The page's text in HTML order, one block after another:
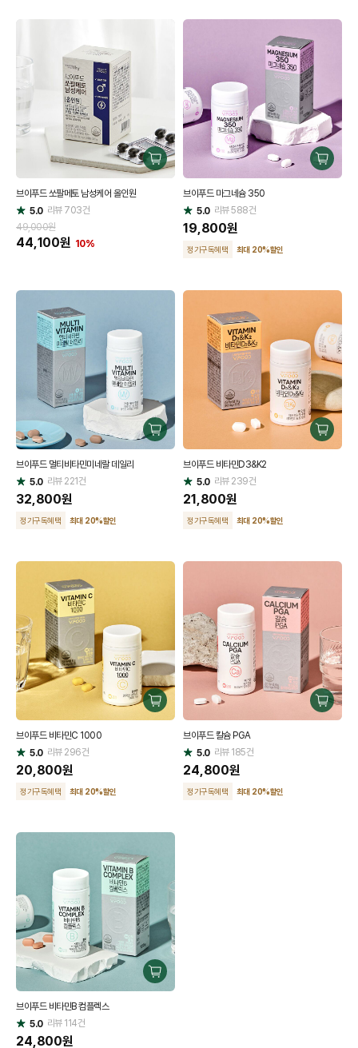
구
매
브이푸드 쏘팔메토 남성케어 올인원
별
점
5.0 리뷰703건
49,000원
44,100원 10%
구
매
브이푸드 마그네슘 350
별
점
5.0 리뷰588건
19,800원
정기구독혜택 최대 20%할인
구
매
브이푸드 멀티비타민미네랄 데일리
별
점
5.0 리뷰221건
32,800원
정기구독혜택 최대 20%할인
구
매
브이푸드 비타민D3&K2
별
점
5.0 리뷰239건
21,800원
정기구독혜택 최대 20%할인
구
매
브이푸드 비타민C 1000
별
점
5.0 리뷰296건
20,800원
정기구독혜택 최대 20%할인
구
매
브이푸드 칼슘 PGA
별
점
5.0 리뷰185건
24,800원
정기구독혜택 최대 20%할인
구
매
브이푸드 비타민B 컴플렉스
별
점
5.0 리뷰114건
24,800원